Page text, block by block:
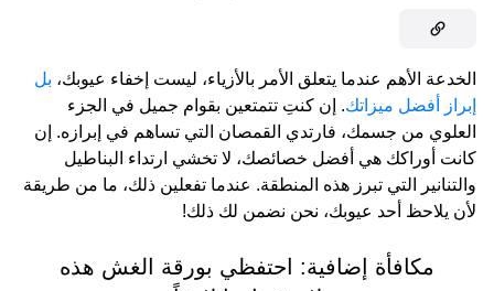
الخدعة الأهم عندما يتعلق الأمر بالأزياء، ليست إخفاء عيوبك، بل
إبراز أفضل ميزاتك. إن كنتِ تتمتعين بقوام جميل في الجزء
العلوي من جسمك، فارتدي القمصان التي تساهم في إبرازه. إن
كانت أوراكك هي أفضل خصائصك، لا تخشي ارتداء البناطيل
والتنانير التي تبرز هذه المنطقة. عندما تفعلين ذلك، ما من طريقة
لأن يلاحظ أحد عيوبك، نحن نضمن لك ذلك!
مكافأة إضافية: احتفظي بورقة الغش هذه